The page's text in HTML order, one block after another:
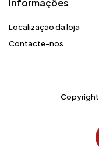
Informações
Localização da loja
Contacte-nos
Copyright